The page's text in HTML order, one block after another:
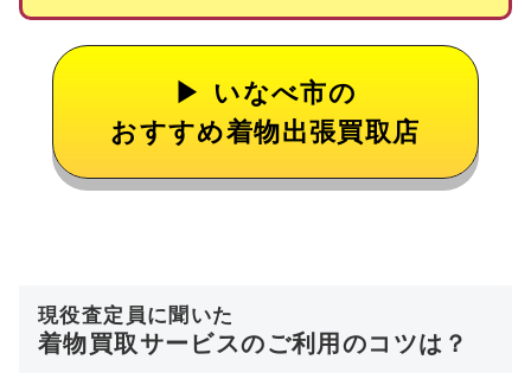
いなべ市の
おすすめ着物出張買取店
現役査定員に聞いた
着物買取サービスのご利用のコツは？